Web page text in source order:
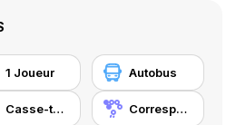
1 Joueur Autobus
Casse-tête Correspondance